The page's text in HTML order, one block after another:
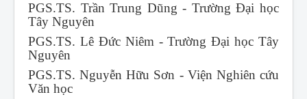
PGS.TS. Trần Trung Dũng - Trường Đại học
Tây Nguyên
PGS.TS. Lê Đức Niêm - Trường Đại học Tây
Nguyên
PGS.TS. Nguyễn Hữu Sơn - Viện Nghiên cứu
Văn học